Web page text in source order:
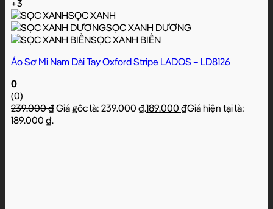
+3
SỌC XANH
SỌC XANH DƯƠNG
SỌC XANH BIỂN
Áo Sơ Mi Nam Dài Tay Oxford Stripe LADOS – LD8126
0
(0)
239.000₫Giá gốc là: 239.000 ₫.189.000 ₫Giá hiện tại là:
189.000 ₫.